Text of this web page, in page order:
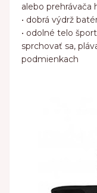
alebo prehrávača
• dobrá výdrž
• odolné telo
sprchovať sa,
podmienkach